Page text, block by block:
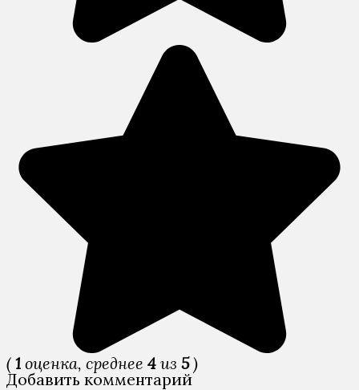
( 1 оценка, среднее 4 из 5)
Добавить комментарий